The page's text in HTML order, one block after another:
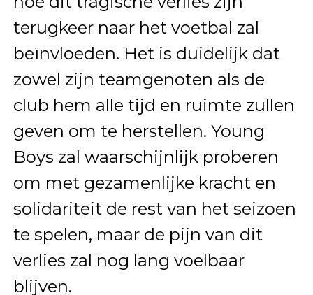
terugkeer naar het voetbal zal
beïnvloeden. Het is duidelijk dat
zowel zijn teamgenoten als de
club hem alle tijd en ruimte zullen
geven om te herstellen. Young
Boys zal waarschijnlijk proberen
om met gezamenlijke kracht en
solidariteit de rest van het seizoen
te spelen, maar de pijn van dit
verlies zal nog lang voelbaar
blijven.